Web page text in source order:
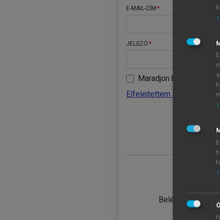
E-MAIL-CÍM
JELSZÓ
Maradjon belépve
Elfelejtettem a jelszavamat
Belépés
↓
↓
↓